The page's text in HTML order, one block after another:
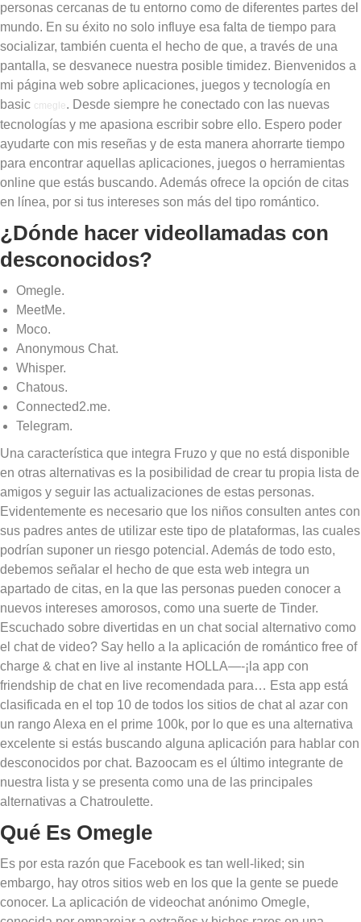
personas cercanas de tu entorno como de diferentes partes del
mundo. En su éxito no solo influye esa falta de tiempo para
socializar, también cuenta el hecho de que, a través de una
pantalla, se desvanece nuestra posible timidez. Bienvenidos a
mi página web sobre aplicaciones, juegos y tecnología en
basic cmegle. Desde siempre he conectado con las nuevas
tecnologías y me apasiona escribir sobre ello. Espero poder
ayudarte con mis reseñas y de esta manera ahorrarte tiempo
para encontrar aquellas aplicaciones, juegos o herramientas
online que estás buscando. Además ofrece la opción de citas
en línea, por si tus intereses son más del tipo romántico.
¿Dónde hacer videollamadas con
desconocidos?
Omegle.
MeetMe.
Moco.
Anonymous Chat.
Whisper.
Chatous.
Connected2.me.
Telegram.
Una característica que integra Fruzo y que no está disponible
en otras alternativas es la posibilidad de crear tu propia lista de
amigos y seguir las actualizaciones de estas personas.
Evidentemente es necesario que los niños consulten antes con
sus padres antes de utilizar este tipo de plataformas, las cuales
podrían suponer un riesgo potencial. Además de todo esto,
debemos señalar el hecho de que esta web integra un
apartado de citas, en la que las personas pueden conocer a
nuevos intereses amorosos, como una suerte de Tinder.
Escuchado sobre divertidas en un chat social alternativo como
el chat de video? Say hello a la aplicación de romántico free of
charge & chat en live al instante HOLLA—-¡la app con
friendship de chat en live recomendada para… Esta app está
clasificada en el top 10 de todos los sitios de chat al azar con
un rango Alexa en el prime 100k, por lo que es una alternativa
excelente si estás buscando alguna aplicación para hablar con
desconocidos por chat. Bazoocam es el último integrante de
nuestra lista y se presenta como una de las principales
alternativas a Chatroulette.
Qué Es Omegle
Es por esta razón que Facebook es tan well-liked; sin
embargo, hay otros sitios web en los que la gente se puede
conocer. La aplicación de videochat anónimo Omegle,